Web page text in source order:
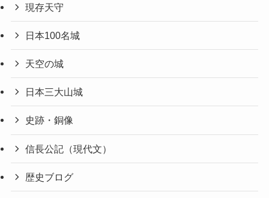
現存天守
日本100名城
天空の城
日本三大山城
史跡・銅像
信長公記（現代文）
歴史ブログ